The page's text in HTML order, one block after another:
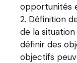
opportunités
Définition
de la
définir des
objectifs